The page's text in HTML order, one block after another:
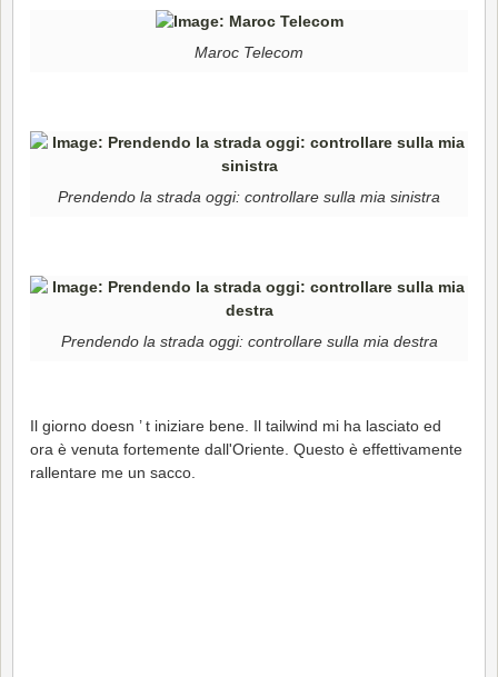
Maroc Telecom
Prendendo la strada oggi: controllare sulla mia sinistra
Prendendo la strada oggi: controllare sulla mia destra
Il giorno doesn ’ t iniziare bene. Il tailwind mi ha lasciato ed
ora è venuta fortemente dall'Oriente. Questo è effettivamente
rallentare me un sacco.